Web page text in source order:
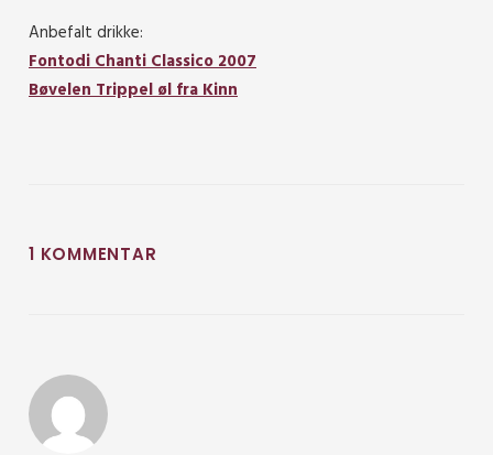
Anbefalt drikke:
Fontodi Chanti Classico 2007
Bøvelen Trippel øl fra Kinn
1 KOMMENTAR